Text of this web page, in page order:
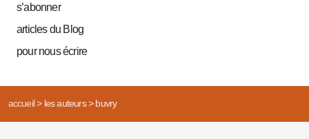
s’abonner
articles du Blog
pour nous écrire
accueil> les auteurs> buvry